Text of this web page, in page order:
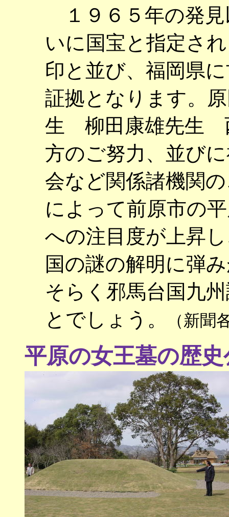
１９６５年の発
いに国宝と指定さ
印と並び、福岡県
証拠となります。
生 柳田康雄先生
方のご努力、並び
会など関係諸機関
によって前原市の
への注目度が上昇
国の謎の解明に弾
そらく邪馬台国九
とでしょう。
（新聞
平原の女王墓の歴